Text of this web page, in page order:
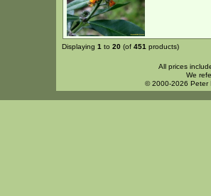
Displaying 1 to 20 (of 451 products)
All prices
We
© 2000-2026 Peter